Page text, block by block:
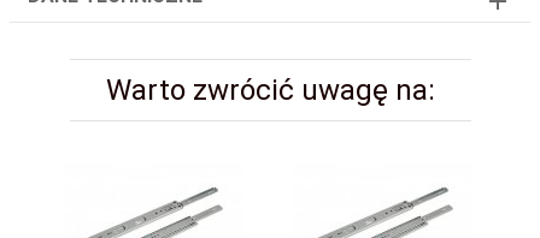
Warto zwrócić uwagę na: